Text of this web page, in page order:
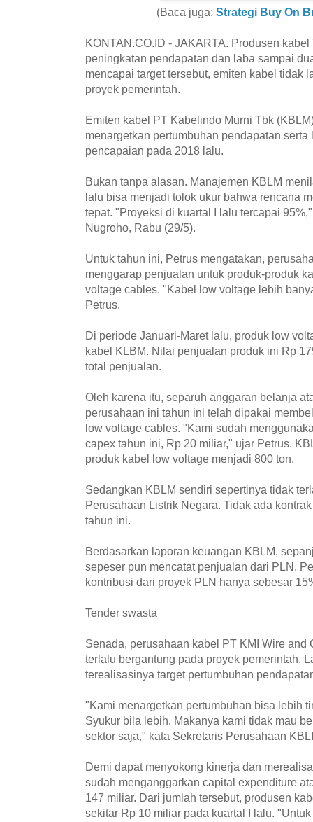
(Baca juga:Strategi Buy On
KONTAN.CO.ID - JAKARTA. Produsen
peningkatan pendapatan dan laba sampai
mencapai target tersebut, emiten kabel tidak
proyek pemerintah.
Emiten kabel PT Kabelindo Murni Tbk
menargetkan pertumbuhan pendapatan
pencapaian pada 2018 lalu.
Bukan tanpa alasan. Manajemen KBLM
lalu bisa menjadi tolok ukur bahwa rencana
tepat. "Proyeksi di kuartal I lalu tercapai
Nugroho, Rabu (29/5).
Untuk tahun ini, Petrus mengatakan,
menggarap penjualan untuk produk-produk
voltage cables. "Kabel low voltage lebih
Petrus.
Di periode Januari-Maret lalu, produk low
kabel KLBM. Nilai penjualan produk ini Rp
total penjualan.
Oleh karena itu, separuh anggaran belanja
perusahaan ini tahun ini telah dipakai
low voltage cables. "Kami sudah
capex tahun ini, Rp 20 miliar," ujar Petrus.
produk kabel low voltage menjadi 800 ton.
Sedangkan KBLM sendiri sepertinya tidak
Perusahaan Listrik Negara. Tidak ada
tahun ini.
Berdasarkan laporan keuangan KBLM,
sepeser pun mencatat penjualan dari PLN.
kontribusi dari proyek PLN hanya sebesar
Tender swasta
Senada, perusahaan kabel PT KMI Wire and
terlalu bergantung pada proyek pemerintah.
terealisasinya target pertumbuhan
"Kami menargetkan pertumbuhan bisa lebih
Syukur bila lebih. Makanya kami tidak mau
sektor saja," kata Sekretaris Perusahaan
Demi dapat menyokong kinerja dan
sudah menganggarkan capital expenditure
147 miliar. Dari jumlah tersebut, produsen
sekitar Rp 10 miliar pada kuartal I lalu.